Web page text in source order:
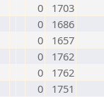
0
1703
0
1686
0
1657
0
1762
0
1762
0
1751